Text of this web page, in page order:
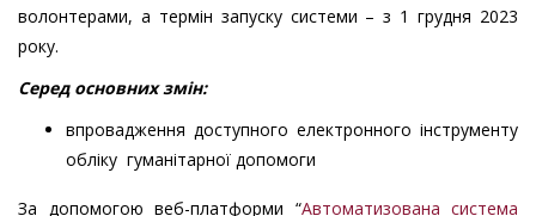
волонтерами, а термін запуску системи – з 1 грудня 2023
року.
Серед основних змін:
впровадження доступного електронного інструменту
обліку гуманітарної допомоги
За допомогою веб-платформи “Автоматизована система